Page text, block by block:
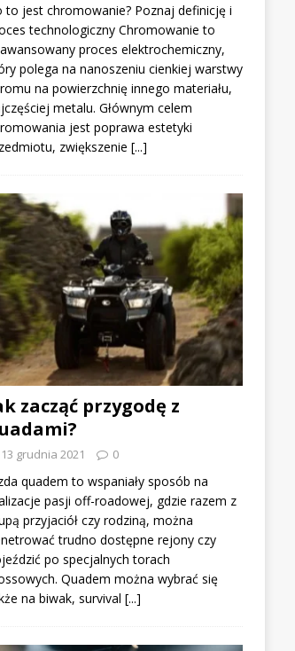
to jest chromowanie? Poznaj definicję i
technologiczny Chromowanie to
proces elektrochemiczny,
polega na nanoszeniu cienkiej warstwy
na powierzchnię innego materiału,
metalu. Głównym celem
jest poprawa estetyki
zwiększenie [...]
zacząć przygodę z
13 grudnia 2021 0
quadem to wspaniały sposób na
pasji off-roadowej, gdzie razem z
przyjaciół czy rodziną, można
trudno dostępne rejony czy
po specjalnych torach
Quadem można wybrać się
na biwak, survival [...]